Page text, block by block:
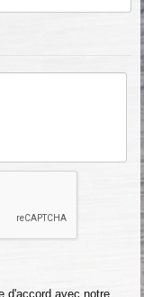
d'accord avec notre